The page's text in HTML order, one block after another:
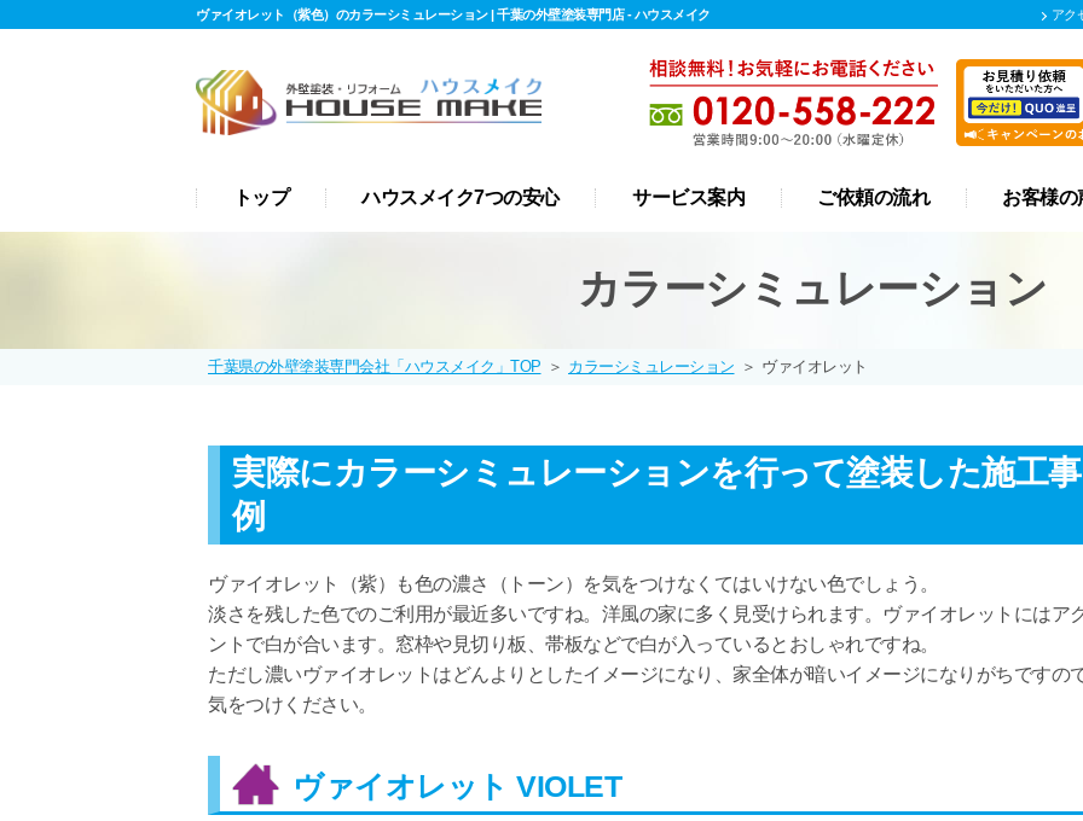
ヴァイオレット（紫色）のカラーシミュレーション | 千葉の外壁塗装専門店 - ハウスメイク アク
トップ ハウスメイク7つの安心 サービス案内 ご依頼の流れ お客様の
カラーシミュレーション
千葉県の外壁塗装専門会社「ハウスメイク」TOP ＞ カラーシミュレーション ＞ ヴァイオレット
実際にカラーシミュレーションを行って塗装した施工事
例
ヴァイオレット（紫）も色の濃さ（トーン）を気をつけなくてはいけない色でしょう。
淡さを残した色でのご利用が最近多いですね。洋風の家に多く見受けられます。ヴァイオレットにはア
ントで白が合います。窓枠や見切り板、帯板などで白が入っているとおしゃれですね。
ただし濃いヴァイオレットはどんよりとしたイメージになり、家全体が暗いイメージになりがちですの
気をつけください。
ヴァイオレット VIOLET